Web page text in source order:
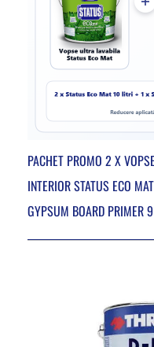
PACHET PROMO 2 X
INTERIOR STATUS ECO
GYPSUM BOARD PRIMER